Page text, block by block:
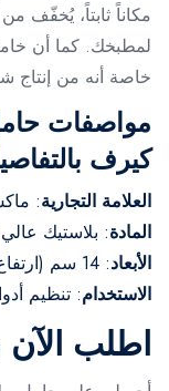
مكاناً ثابتاً، يُخفّف
لمطبخك. كما أن
خاصة أنه من
مواصفات
كيرف
العلامة التجارية:
المادة: بلاستيك
الأبعاد: 14 سم (ارتفاع) × 7 سم (عرض) × 16 سم (طول)
الاستخدام: تنظيم
اطلب